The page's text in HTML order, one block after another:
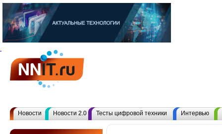
Новости Новости 2.0 Тесты цифровой техники Интервью